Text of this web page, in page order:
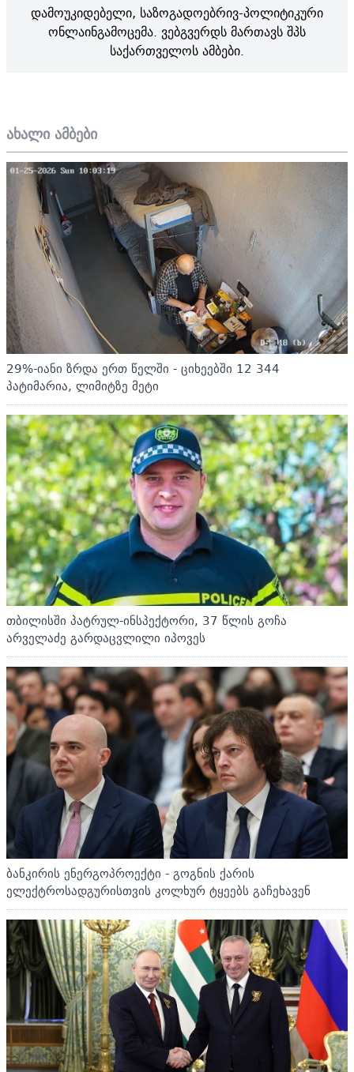
ახალი ამბები
29%-იანი ზრდა ერთ წელში - ციხეებში 12 344
პატიმარია, ლიმიტზე მეტი
თბილისში პატრულ-ინსპექტორი, 37 წლის გოჩა
არველაძე გარდაცვლილი იპოვეს
ბანკირის ენერგოპროექტი - გოგნის ქარის
ელექტროსადგურისთვის კოლხურ ტყეებს გაჩეხავენ
დამოუკიდებელი, საზოგადოებრივ-პოლიტიკური
ონლაინგამოცემა. ვებგვერდს მართავს შპს
საქართველოს ამბები.